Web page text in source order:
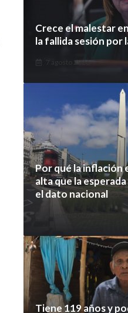
Crece el malestar
la fallida sesión por
7 agosto 2026
Por qué la inflación
alta que la
el dato nacional
Tiene 119 años y